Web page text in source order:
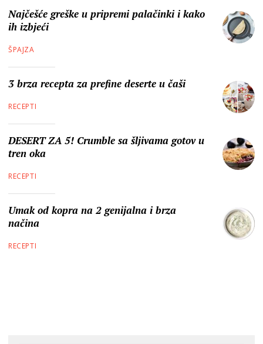
Najčešće greške u pripremi palačinki i kako
ih izbjeći
ŠPAJZA
3 brza recepta za prefine deserte u čaši
RECEPTI
DESERT ZA 5! Crumble sa šljivama gotov u
tren oka
RECEPTI
Umak od kopra na 2 genijalna i brza
načina
RECEPTI